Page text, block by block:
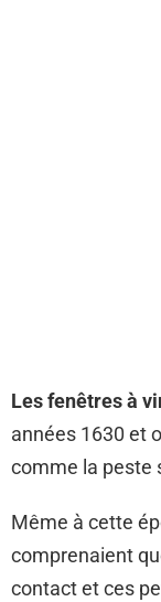
Les fenêtres à
années 1630 et
comme la peste
Même à cette
comprenaient
contact et ces